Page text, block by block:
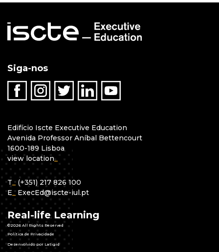
Siga-nos
Edifício Iscte Executive Education
Avenida Professor Aníbal Bettencourt
1600-189 Lisboa
view location_
T _ (+351) 217 826 100
E _ ExecEd@iscte-iul.pt
Real-life Learning
©2026 All Rights Reserved
Política de Privacidade
Desenvolvido por Latigid